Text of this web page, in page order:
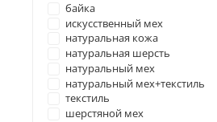
байка
искусственный мех
натуральная кожа
натуральная шерсть
натуральный мех
натуральный мех+текстиль
текстиль
шерстяной мех